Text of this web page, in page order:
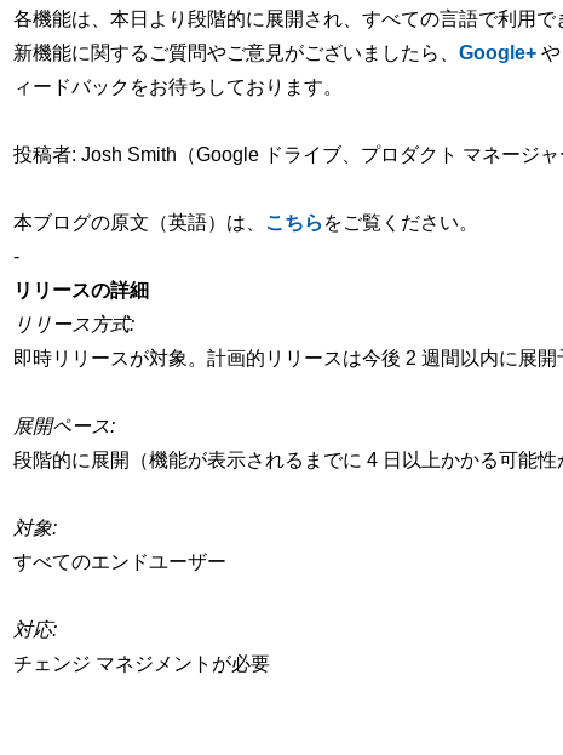
各機能は、本日より段階的に展開され、すべての言語で利用で
新機能に関するご質問やご意見がございましたら、 Google+ や
ィードバックをお待ちしております。
投稿者: Josh Smith（Google ドライブ、プロダクト マネージャ
本ブログの原文（英語）は、 こちら をご覧ください。
-
リリースの詳細
リリース方式:
即時リリースが対象。計画的リリースは今後 2 週間以内に展開
展開ペース:
段階的に展開（機能が表示されるまでに 4 日以上かかる可能性
対象:
すべてのエンドユーザー
対応:
チェンジ マネジメントが必要